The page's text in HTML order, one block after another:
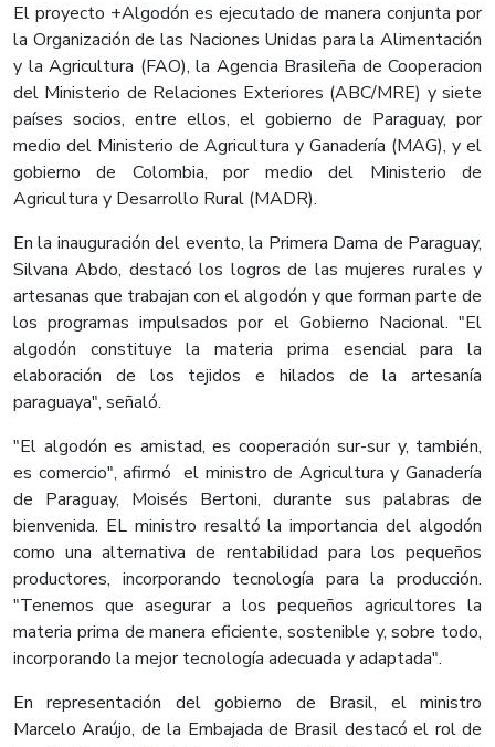
El proyecto +Algodón es ejecutado de manera conjunta por
la Organización de las Naciones Unidas para la Alimentación
y la Agricultura (FAO), la Agencia Brasileña de Cooperacion
del Ministerio de Relaciones Exteriores (ABC/MRE) y siete
países socios, entre ellos, el gobierno de Paraguay, por
medio del Ministerio de Agricultura y Ganadería (MAG), y el
gobierno de Colombia, por medio del Ministerio de
Agricultura y Desarrollo Rural (MADR).
En la inauguración del evento, la Primera Dama de Paraguay,
Silvana Abdo, destacó los logros de las mujeres rurales y
artesanas que trabajan con el algodón y que forman parte de
los programas impulsados por el Gobierno Nacional. "El
algodón constituye la materia prima esencial para la
elaboración de los tejidos e hilados de la artesanía
paraguaya", señaló.
"El algodón es amistad, es cooperación sur-sur y, también,
es comercio", afirmó el ministro de Agricultura y Ganadería
de Paraguay, Moisés Bertoni, durante sus palabras de
bienvenida. EL ministro resaltó la importancia del algodón
como una alternativa de rentabilidad para los pequeños
productores, incorporando tecnología para la producción.
"Tenemos que asegurar a los pequeños agricultores la
materia prima de manera eficiente, sostenible y, sobre todo,
incorporando la mejor tecnología adecuada y adaptada".
En representación del gobierno de Brasil, el ministro
Marcelo Araújo, de la Embajada de Brasil destacó el rol de